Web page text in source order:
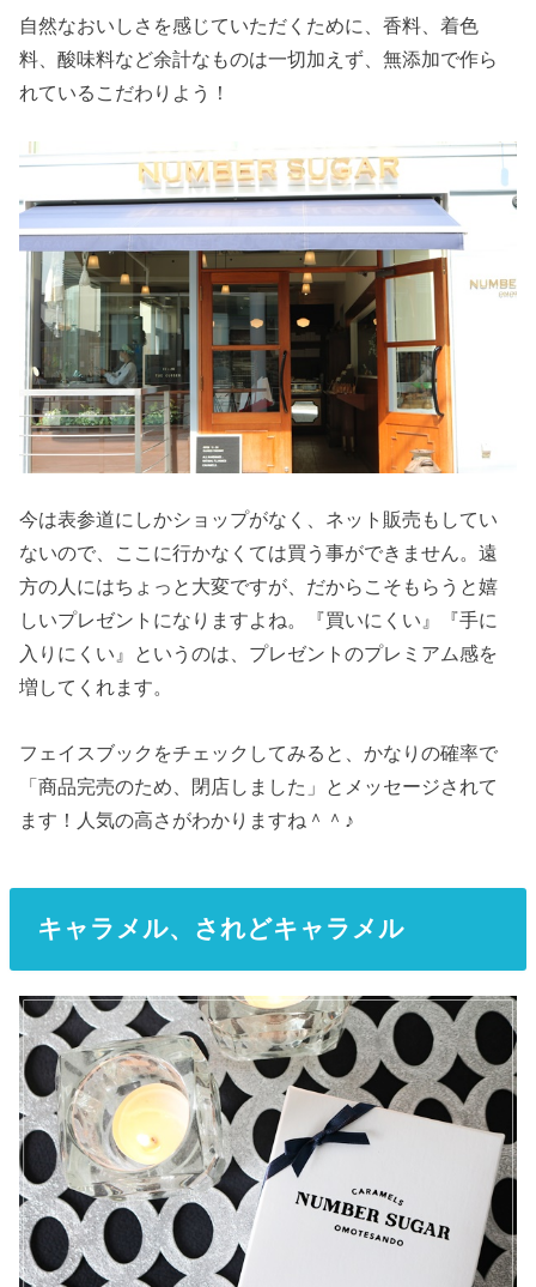
自然なおいしさを感じていただくために、香料、着色
料、酸味料など余計なものは一切加えず、無添加で作ら
れているこだわりよう！
今は表参道にしかショップがなく、ネット販売もしてい
ないので、ここに行かなくては買う事ができません。遠
方の人にはちょっと大変ですが、だからこそもらうと嬉
しいプレゼントになりますよね。『買いにくい』『手に
入りにくい』というのは、プレゼントのプレミアム感を
増してくれます。
フェイスブックをチェックしてみると、かなりの確率で
「商品完売のため、閉店しました」とメッセージされて
ます！人気の高さがわかりますね＾＾♪
キャラメル、されどキャラメル